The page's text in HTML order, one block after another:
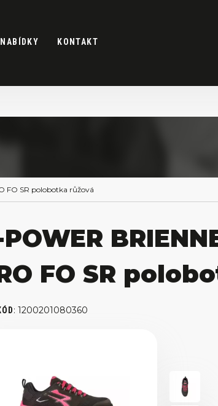
KONTAKT
FO SR polobotka růžová
FO SR
:1200201080360